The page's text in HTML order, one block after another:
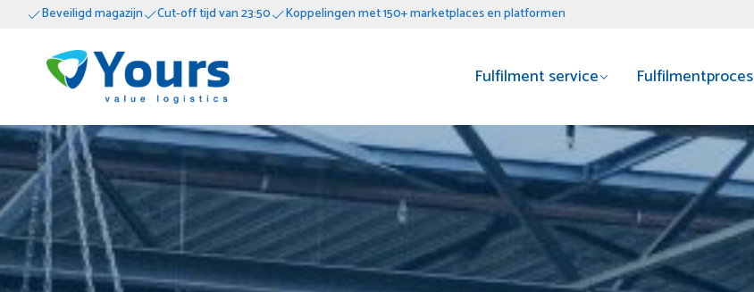
Beveiligd magazijn Cut-off tijd van 23:50 Koppelingen met 150+ marketplaces en platformen
Fulfilment service Fulfilmentproces